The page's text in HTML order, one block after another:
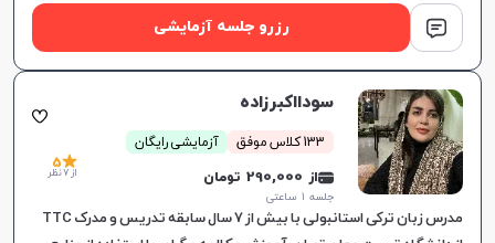
رزرو جلسه آزمایشی
سودااکبرزاده
133 کلاس موفق آزمایشی رایگان
از 290,000 تومان
جلسه ۱ ساعتی
5
از 7 نظر
مدرس زبان ترکی استانبولی با بیش از ۷ سال سابقه تدریس و مدرک TTC